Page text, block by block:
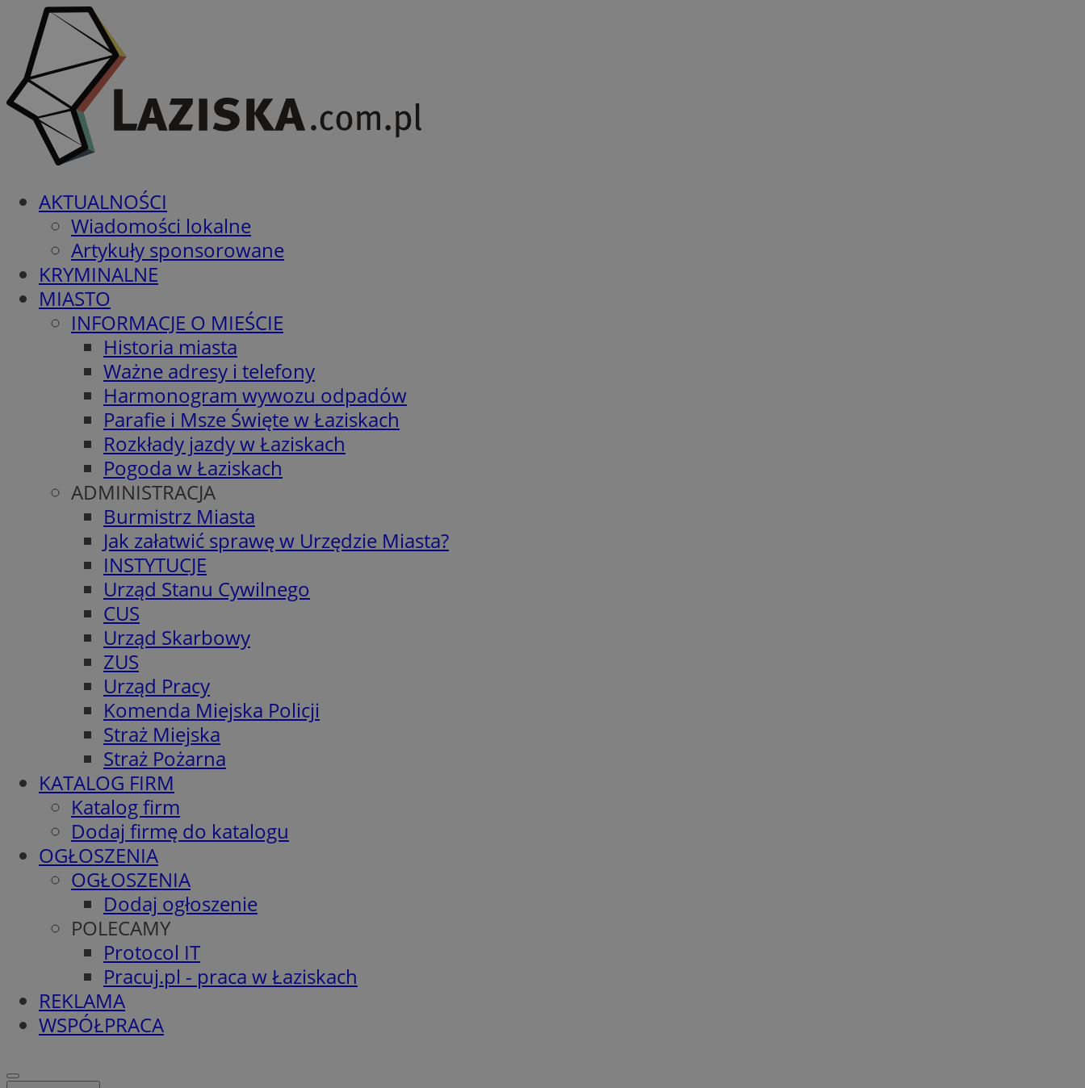
AKTUALNOŚCI
Wiadomości lokalne
Artykuły sponsorowane
KRYMINALNE
MIASTO
INFORMACJE O MIEŚCIE
Historia miasta
Ważne adresy i telefony
Harmonogram wywozu odpadów
Parafie i Msze Święte w Łaziskach
Rozkłady jazdy w Łaziskach
Pogoda w Łaziskach
ADMINISTRACJA
Burmistrz Miasta
Jak załatwić sprawę w Urzędzie Miasta?
INSTYTUCJE
Urząd Stanu Cywilnego
CUS
Urząd Skarbowy
ZUS
Urząd Pracy
Komenda Miejska Policji
Straż Miejska
Straż Pożarna
KATALOG FIRM
Katalog firm
Dodaj firmę do katalogu
OGŁOSZENIA
OGŁOSZENIA
Dodaj ogłoszenie
POLECAMY
Protocol IT
Pracuj.pl - praca w Łaziskach
REKLAMA
WSPÓŁPRACA